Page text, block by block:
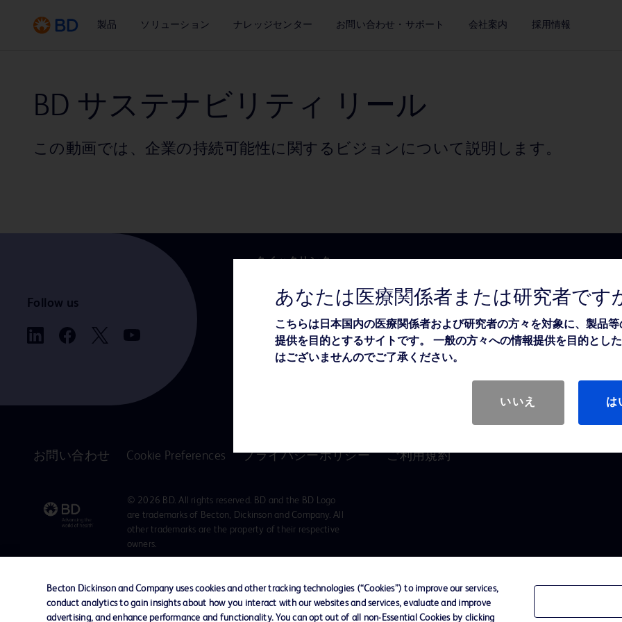
製品 ソリューション ナレッジセンター お問い合わせ・サポート 会社案内 採用情報
Video
BD サステナビリティ リール
この動画では、企業の持続可能性に関するビジョンについて説明します。
Follow us
クイックリンク
医療関係者向け情報
プレスリリース / お知ら
せ
インクルージョン、ダイ
バーシティ ＆ エクイテ
ィ
会社案内
お問い合わせ Cookie Preferences プライバシーポリシー ご利用規約
© 2026 BD. All rights reserved. BD and the BD Logo
are trademarks of Becton, Dickinson and Company. All
other trademarks are the property of their respective
owners.
あなたは医療関係者または研究者です
こちらは日本国内の医療関係者および研究者の方々を対象に、製品等
提供を目的とするサイトです。 一般の方々への情報提供を目的とし
はございませんのでご了承ください。
いいえ は
Becton Dickinson and Company uses cookies and other tracking technologies (“Cookies”) to improve our services,
conduct analytics to gain insights about how you interact with our websites and services, evaluate and improve
advertising, and enhance performance and functionality. You can opt out of all non-Essential Cookies by clicking